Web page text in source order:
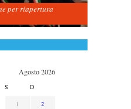
per riapertura
Agosto 2026
S D
1
2